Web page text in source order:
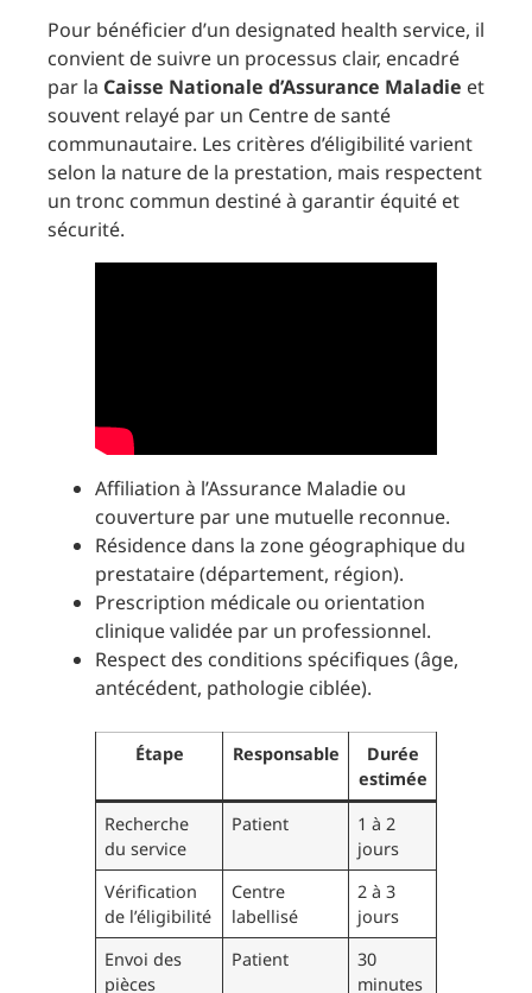
Pour bénéficier d’un designated health service, il
convient de suivre un processus clair, encadré
par la Caisse Nationale d’Assurance Maladie et
souvent relayé par un Centre de santé
communautaire. Les critères d’éligibilité varient
selon la nature de la prestation, mais respectent
un tronc commun destiné à garantir équité et
sécurité.
Affiliation à l’Assurance Maladie ou
couverture par une mutuelle reconnue.
Résidence dans la zone géographique du
prestataire (département, région).
Prescription médicale ou orientation
clinique validée par un professionnel.
Respect des conditions spécifiques (âge,
antécédent, pathologie ciblée).
Étape Responsable
Durée
estimée
Recherche
du service
Patient
1 à 2
jours
Vérification
de l’éligibilité
Centre
labellisé
2 à 3
jours
Envoi des
pièces
Patient
30
minutes